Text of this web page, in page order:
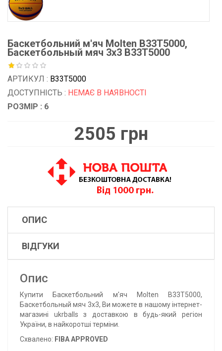
Баскетбольний м'яч Molten B33T5000,
Баскетбольный мяч 3x3 B33T5000
АРТИКУЛ : B33T5000
ДОСТУПНІСТЬ : НЕМАЄ В НАЯВНОСТІ
РОЗМІР : 6
2505 грн
ОПИС
ВІДГУКИ
Опис
Купити Баскетбольний м'яч Molten B33T5000,
Баскетбольный мяч 3x3, Ви можете в нашому інтернет-
магазині ukrballs з доставкою в будь-який регіон
України, в найкоротші терміни.
Схвалено: FIBA APPROVED